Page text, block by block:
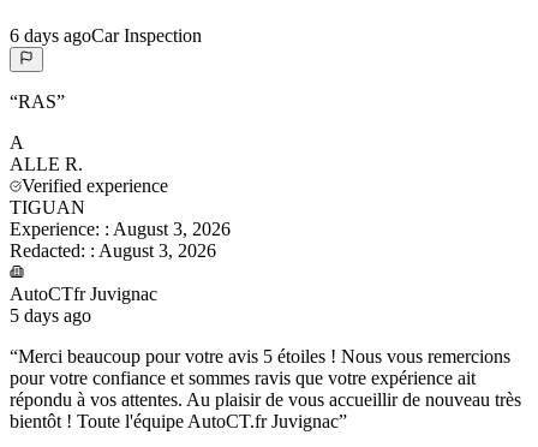
6 days agoCar Inspection
“RAS”
A
ALLE R.
Verified experience
TIGUAN
Experience: : August 3, 2026
Redacted: : August 3, 2026
AutoCTfr Juvignac
5 days ago
“Merci beaucoup pour votre avis 5 étoiles ! Nous vous remercions
pour votre confiance et sommes ravis que votre expérience ait
répondu à vos attentes. Au plaisir de vous accueillir de nouveau très
bientôt ! Toute l'équipe AutoCT.fr Juvignac”